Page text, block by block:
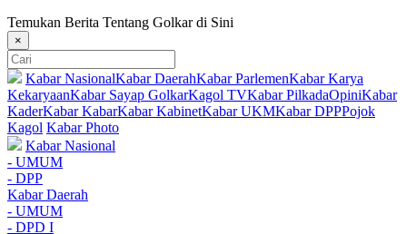
Temukan Berita Tentang Golkar di Sini
×
Kabar NasionalKabar DaerahKabar ParlemenKabar Karya
KekaryaanKabar Sayap GolkarKagol TVKabar PilkadaOpiniKabar
KaderKabar KabarKabar KabinetKabar UKMKabar DPPPojok
Kagol Kabar Photo
Kabar Nasional
- UMUM
- DPP
Kabar Daerah
- UMUM
- DPD I